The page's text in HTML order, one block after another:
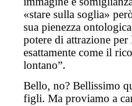
«stare sulla soglia»
sua pienezza
potere di attrazione
esattamente come il
lontano”.
Bello, no? Bellissimo
figli. Ma proviamo a